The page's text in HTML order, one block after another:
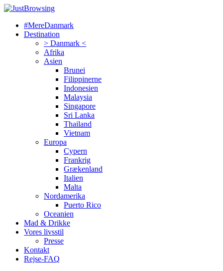
#MereDanmark
Destination
> Danmark <
Afrika
Asien
Brunei
Filippinerne
Indonesien
Malaysia
Singapore
Sri Lanka
Thailand
Vietnam
Europa
Cypern
Frankrig
Grækenland
Italien
Malta
Nordamerika
Puerto Rico
Oceanien
Mad & Drikke
Vores livsstil
Presse
Kontakt
Rejse-FAQ